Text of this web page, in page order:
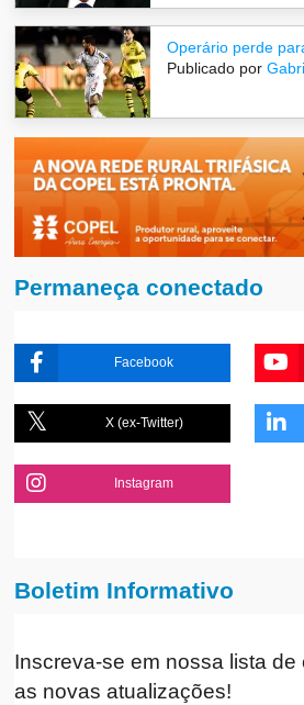
Operário perde
Publicado por
Permaneça conectado
Facebook
X (ex-Twitter)
Instagram
Boletim Informativo
Inscreva-se em nossa lista de
as novas atualizações!